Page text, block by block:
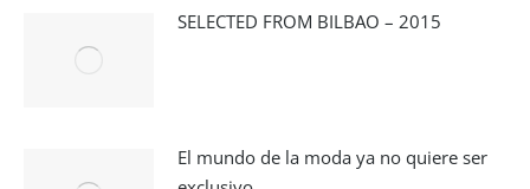
SELECTED FROM BILBAO – 2015
El mundo de la moda ya no quiere ser